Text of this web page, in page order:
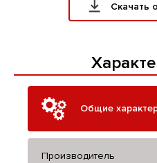
Скачать
Общие
Производитель